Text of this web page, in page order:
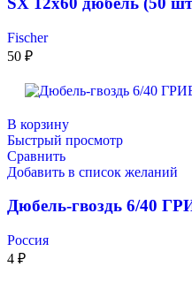
Fischer
50 ₽
В корзину
Быстрый просмотр
Сравнить
Добавить в список желаний
Дюбель-гвоздь 6/40
Россия
4 ₽